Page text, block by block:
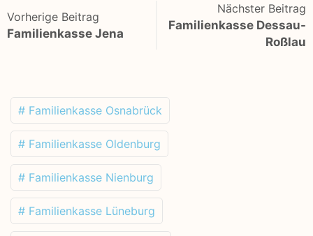
Vorherige Beitrag
Familienkasse Jena
Nächster Beitrag
Familienkasse Dessau-
Roßlau
# Familienkasse Osnabrück
# Familienkasse Oldenburg
# Familienkasse Nienburg
# Familienkasse Lüneburg